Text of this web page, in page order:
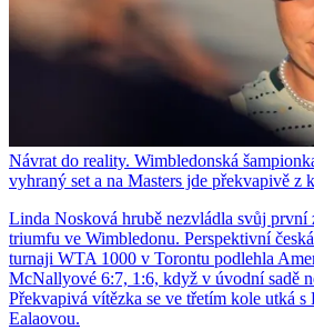
Návrat do reality. Wimbledonská
vyhraný set a na Masters jde překvapivě z
Linda Nosková hrubě nezvládla svůj první
triumfu ve Wimbledonu. Perspektivní
turnaji WTA 1000 v Torontu podlehla
McNallyové 6:7, 1:6, když v úvodní sadě
Překvapivá vítězka se ve třetím kole utká
Ealaovou.